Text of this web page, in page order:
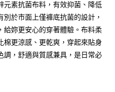
大用戶可立即使用無須另外申請。
單成立後會自動跳轉到大哥付的交易
期數、繳款截止日，確認付款後即完
請依後續交易確認頁面所載為準。
或遇審核未通過，訂單將自動取
運費
元素抗菌布料，有效抑菌、降低
於市面上僅褲底抗菌的設計，
給妳更安心的穿著體驗。布料柔
棉更涼感、更乾爽，穿起來貼身
調，舒適與質感兼具，是日常必